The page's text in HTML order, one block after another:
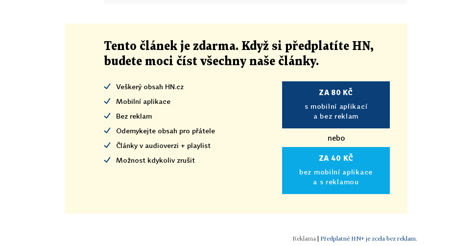
Tento článek je zdarma. Když si předplatíte HN,
budete moci číst všechny naše články.
Veškerý obsah HN.cz
Mobilní aplikace
Bez reklam
Odemykejte obsah pro přátele
Články v audioverzi + playlist
Možnost kdykoliv zrušit
ZA 80 KČ
s mobilní aplikací
a bez reklam
nebo
ZA 40 KČ
bez mobilní aplikace
a s reklamou
| Předplatné HN+ je zcela bez reklam.